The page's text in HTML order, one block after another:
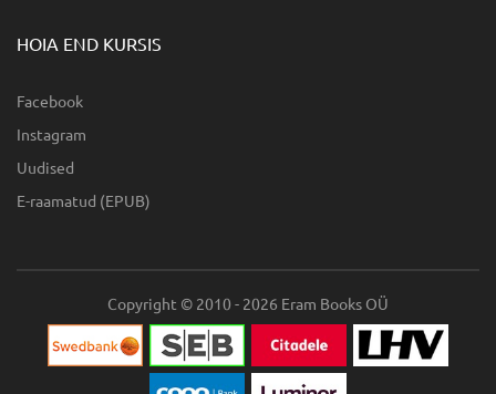
HOIA END KURSIS
Facebook
Instagram
Uudised
E-raamatud (EPUB)
Copyright © 2010 - 2026 Eram Books OÜ